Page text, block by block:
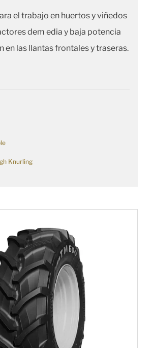
el trabajo en huertos y viñedos
dem edia y baja potencia
en las llantas frontales y traseras.
Knurling